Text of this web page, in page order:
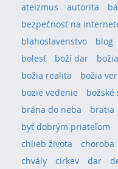
ateizmus
autorita
bezpečnosť na
blahoslavenstvo
blog
bolesť
boží dar
božia realita
božia
bozie vedenie
božské
brána do neba
bratia
byť dobrým priateľom
chlieb života
choroba
chvály
cirkev dar